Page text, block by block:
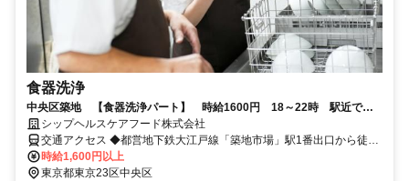
食器洗浄
中央区築地 【食器洗浄パート】 時給1600円 18～22時 駅近で長
く働けるお仕事！経験不要！
シップヘルスケアフード株式会社
交通アクセス ◆都営地下鉄大江戸線「築地市場」駅1番出口から徒歩
3分 ◆東京メトロ日比谷線「築地」駅2番出口から徒歩5分 ◆東京メ
トロ日比谷線・都営地下鉄浅草線「東銀座」駅6番出口から徒歩6分
時給1,600円以上
東京都東京23区中央区